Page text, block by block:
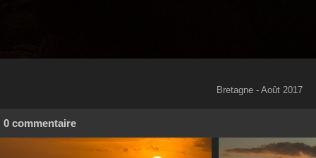
Bretagne - Août 2017
0 commentaire